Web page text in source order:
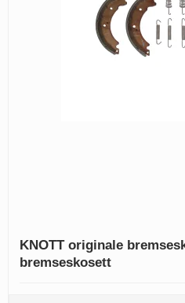
KNOTT originale
bremseskosett